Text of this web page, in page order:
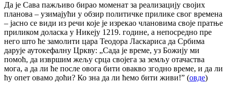
Да је Сава пажљиво бирао моменат за реализацију својих
планова – узимајући у обзир политичке прилике свог времена
– јасно се види из речи које је изрекао члановима своје пратње
приликом доласка у Никеју 1219. године, а непосредно пре
него што ће замолити цара Теодора Ласкариса да Србима
дарује аутокефалну Цркву: „Сада је време, уз Божију ми
помоћ, да извршим жељу срца својега за земљу отачаства
мога, а да ли ће после овога бити овакво згодно време, и да ли
ћу опет овамо доћи? Ко зна да ли ћемо бити живи!” (овде)